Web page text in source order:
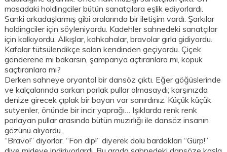
masadaki holdingciler bütün sanatçılara eşlik ediyorlardı.
Sanki arkadaşlarmış gibi aralarında bir iletişim vardı. Şarkılar
holdingciler için söyleniyordu. Kadehler sahnedeki sanatçılar
için kalkıyordu. Alkışlar, kahkahalar, bravolar gırla gidiyordu.
Kafalar tütsülendikçe salon kendinden geçiyordu. Çiçek
gönderene mi bakarsın, şampanya açtıranlara mı, köpük
saçtıranlara mı?
Derken sahneye oryantal bir dansöz çıktı. Eğer göğüslerinde
ve kalçalarında sarkan parlak pullar olmasaydı; karşınızda
denize girecek çıplak bir bayan var sanırdınız. Küçük küçük
sutyenler, önünde bir incir yaprağı… Işıklarda renk renk
parlayan pullar arasında bütün muzırlığı ile dansöz insanın
gözünü alıyordu.
“Bravo!” diyorlar. “Fon dip!” diyerek dolu bardakları “Gürp!”